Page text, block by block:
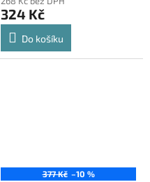
324 Kč
Do košíku
377 Kč –10 %